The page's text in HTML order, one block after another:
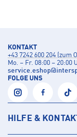
KONTAKT
+43 7242 600 204 (zum
Mo. – Fr. 08:00 – 20:00
service.eshop@
FOLGE UNS
HILFE &